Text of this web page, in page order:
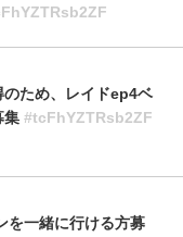
ため、レイドep4ベ
集 #tcFhYZTRsb2ZF
を一緒に行ける方募